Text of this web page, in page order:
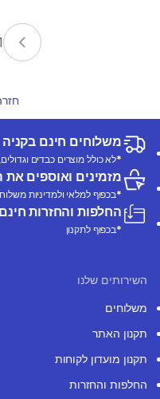
משלוחים חינם בקניה מעל
*לא כולל מוצרים כבדים
מזמינים ואוספים
*בכפוף למלאי ולמדיניות
החלפות והחזרות חינם עד 365 ימים ממועד
*בכפוף לתקנון
השירותים שלנו
משלוחים
תקנון האתר
תקנון מועדון לקוחות
החלפות והחזרות